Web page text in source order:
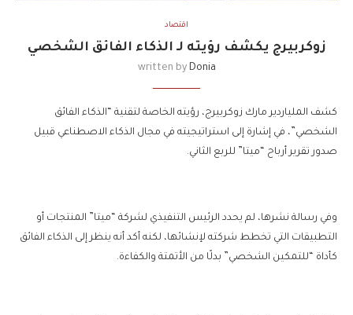
اقتصاد
زوكربيرج يكشف رؤيته لـ الذكاء الفائق الشخصي
written by Donia
كشف الملياردير مارك زوكربيرج، رؤيته الخاصة لتقنية “الذكاء الفائق
الشخصي”، في إشارة إلى استراتيجيته في مجال الذكاء الاصطناعي قبيل
صدور تقرير أرباح “ميتا” للربع الثاني.
وفي رسالة نشرها، لم يحدد الرئيس التنفيذي لشركة “ميتا” المنتجات أو
التطبيقات التي تخطط شركته لإنشائها، لكنه أكد أنه ينظر إلى الذكاء الفائق
كأداة “للتمكين الشخصي” بدلًا من الأتمتة والكفاءة.